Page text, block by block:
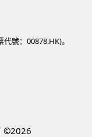
號：00878.HK)。
©2026